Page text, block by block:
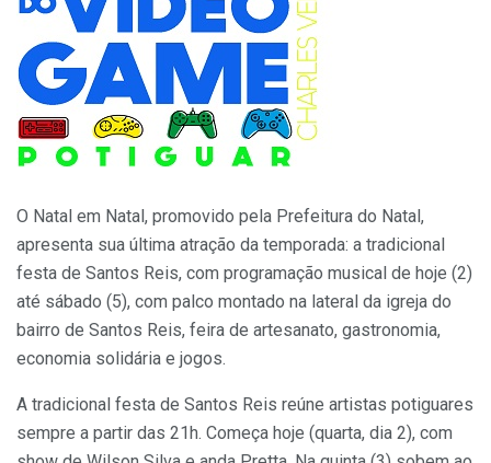
O Natal em Natal, promovido pela Prefeitura do Natal,
apresenta sua última atração da temporada: a tradicional
festa de Santos Reis, com programação musical de hoje (2)
até sábado (5), com palco montado na lateral da igreja do
bairro de Santos Reis, feira de artesanato, gastronomia,
economia solidária e jogos.
A tradicional festa de Santos Reis reúne artistas potiguares
sempre a partir das 21h. Começa hoje (quarta, dia 2), com